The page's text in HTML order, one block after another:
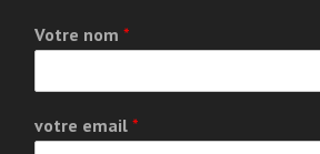
Votre nom *
votre email *